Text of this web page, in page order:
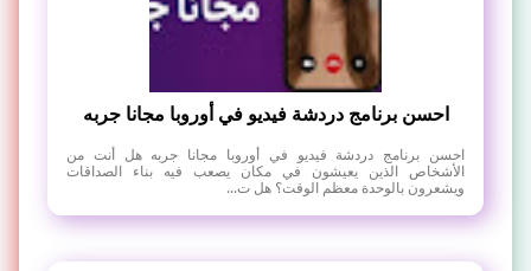
احسن برنامج دردشة فيديو في أوروبا مجانا جربه
احسن برنامج دردشة فيديو في أوروبا مجانا جربه هل أنت من
الأشخاص الذين يعيشون في مكان يصعب فيه بناء الصداقات
ويشعرون بالوحدة معظم الوقت؟ هل ت...